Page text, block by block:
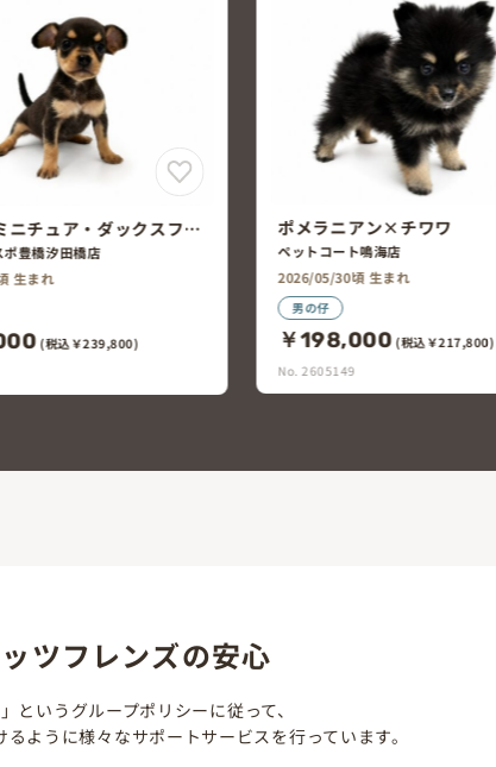
ン×チワワ
鳴海店
生まれ
(税込￥217,800)
マルチーズ×ポメラニアン
ペットエキスポ稲沢店
2026/05/30頃 生まれ
女の仔
￥198,000 (税込￥217,800)
No. 2605144
ツフレンズの安心
というグループポリシーに従って、
ように様々なサポートサービスを行っています。